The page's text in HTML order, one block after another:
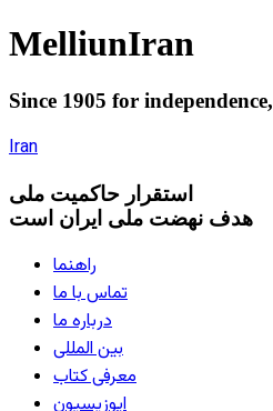
MelliunIran
Since 1905 for independence,
Iran
استقرار حاکميت ملی
هدف نهضت ملی ایران است
راهنما
تماس با ما
درباره ما
بین المللی
معرفی کتاب
اپوزیسیون